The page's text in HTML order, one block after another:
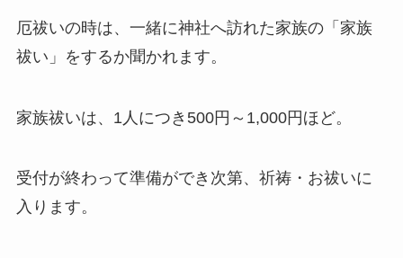
厄祓いの時は、一緒に神社へ訪れた家族の「家族
祓い」をするか聞かれます。
家族祓いは、1人につき500円～1,000円ほど。
受付が終わって準備ができ次第、祈祷・お祓いに
入ります。